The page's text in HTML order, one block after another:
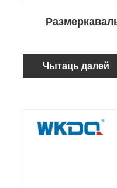
Чытаць далей